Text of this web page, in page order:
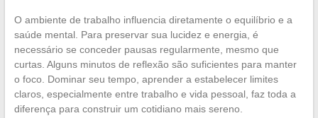
O ambiente de trabalho influencia diretamente o equilíbrio e a
saúde mental. Para preservar sua lucidez e energia, é
necessário se conceder pausas regularmente, mesmo que
curtas. Alguns minutos de reflexão são suficientes para manter
o foco. Dominar seu tempo, aprender a estabelecer limites
claros, especialmente entre trabalho e vida pessoal, faz toda a
diferença para construir um cotidiano mais sereno.